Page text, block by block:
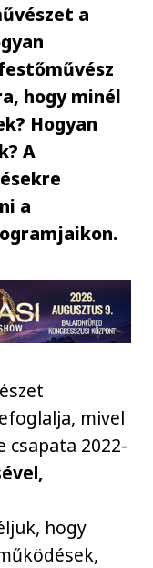
a
hogy minél
Hogyan
A
a
mivel
csapata 2022-
hogy